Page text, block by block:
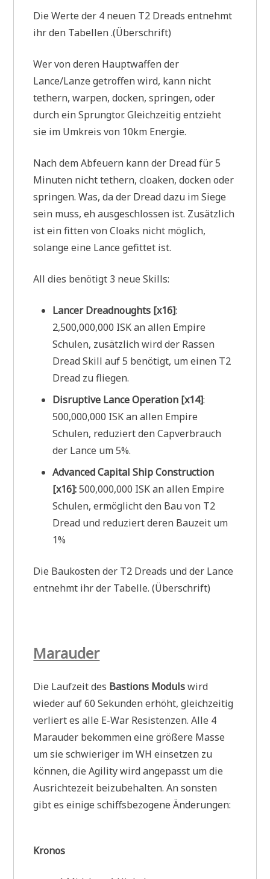
Die Werte der 4 neuen T2 Dreads entnehmt
ihr den Tabellen .(Überschrift)
Wer von deren Hauptwaffen der
Lance/Lanze getroffen wird, kann nicht
tethern, warpen, docken, springen, oder
durch ein Sprungtor. Gleichzeitig entzieht
sie im Umkreis von 10km Energie.
Nach dem Abfeuern kann der Dread für 5
Minuten nicht tethern, cloaken, docken oder
springen. Was, da der Dread dazu im Siege
sein muss, eh ausgeschlossen ist. Zusätzlich
ist ein fitten von Cloaks nicht möglich,
solange eine Lance gefittet ist.
All dies benötigt 3 neue Skills:
Lancer Dreadnoughts [x16]:
2,500,000,000 ISK an allen Empire
Schulen, zusätzlich wird der Rassen
Dread Skill auf 5 benötigt, um einen T2
Dread zu fliegen.
Disruptive Lance Operation [x14]:
500,000,000 ISK an allen Empire
Schulen, reduziert den Capverbrauch
der Lance um 5%.
Advanced Capital Ship Construction
[x16]:500,000,000 ISK an allen Empire
Schulen, ermöglicht den Bau von T2
Dread und reduziert deren Bauzeit um
1%
Die Baukosten der T2 Dreads und der Lance
entnehmt ihr der Tabelle. (Überschrift)
Marauder
Die Laufzeit des Bastions Modulswird
wieder auf 60 Sekunden erhöht, gleichzeitig
verliert es alle E-War Resistenzen. Alle 4
Marauder bekommen eine größere Masse
um sie schwieriger im WH einsetzen zu
können, die Agility wird angepasst um die
Ausrichtezeit beizubehalten. An sonsten
gibt es einige schiffsbezogene Änderungen:
Kronos